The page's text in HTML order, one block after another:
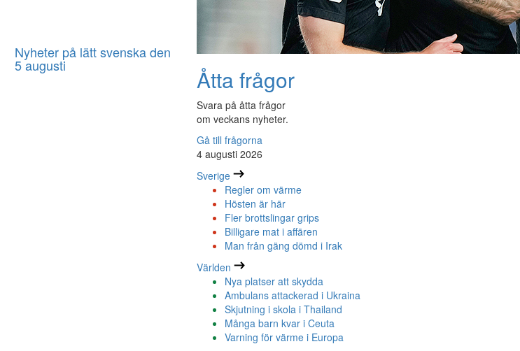
Nyheter på lätt svenska den
5 augusti Åtta frågor
Svara på åtta frågor
om veckans nyheter.
Gå till frågorna
4 augusti 2026
Sverige
Regler om värme
Hösten är här
Fler brottslingar grips
Billigare mat i affären
Man från gäng dömd i Irak
Världen
Nya platser att skydda
Ambulans attackerad i Ukraina
Skjutning i skola i Thailand
Många barn kvar i Ceuta
Varning för värme i Europa